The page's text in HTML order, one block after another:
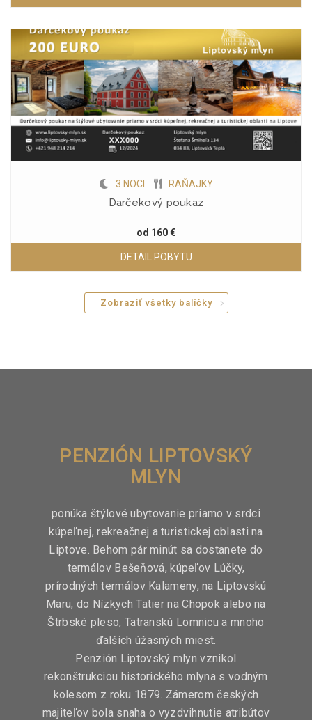
3 NOCI RAŇAJKY
Darčekový poukaz
od 160 €
DETAIL POBYTU
Zobraziť všetky balíčky
PENZIÓN LIPTOVSKÝ
MLYN
ponúka štýlové ubytovanie priamo v srdci
kúpeľnej, rekreačnej a turistickej oblasti na
Liptove. Behom pár minút sa dostanete do
termálov Bešeňová, kúpeľov Lúčky,
prírodných termálov Kalameny, na Liptovskú
Maru, do Nízkych Tatier na Chopok alebo na
Štrbské pleso, Tatranskú Lomnicu a mnoho
ďalších úžasných miest.
Penzión Liptovský mlyn vznikol
rekonštrukciou historického mlyna s vodným
kolesom z roku 1879. Zámerom českých
majiteľov bola snaha o vyzdvihnutie atribútov